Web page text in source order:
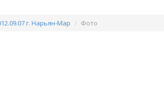
г. Нарьян-Мар Фото